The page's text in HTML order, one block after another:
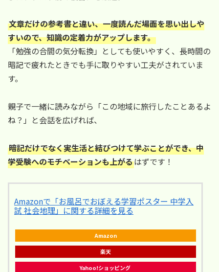
文章だけの参考書と違い、一度読んだ場面を思い出しや
すいので、知識の定着力がアップします。
「勉強の合間の気分転換」としても使いやすく、長時間の
暗記で疲れたときでも手に取りやすい工夫がされていま
す。
親子で一緒に読みながら「この地域に旅行したことあるよ
ね？」と会話を広げれば、
暗記だけでなく実生活と結びつけて学ぶことができ、中
学受験へのモチベーションも上がるはずです！
Amazonで「お風呂でおぼえる学習ポスター 中学入
試 社会地理」に関する詳細を見る
Amazon
楽天
Yahoo!ショッピング